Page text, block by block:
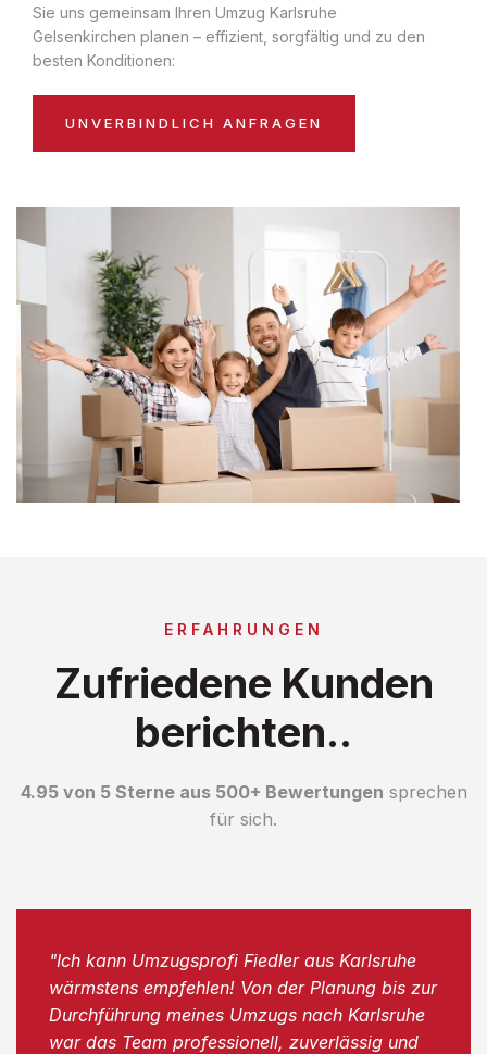
Sie uns gemeinsam Ihren Umzug Karlsruhe
Gelsenkirchen planen – effizient, sorgfältig und zu den
besten Konditionen:
UNVERBINDLICH ANFRAGEN
ERFAHRUNGEN
Zufriedene Kunden
berichten..
4.95 von 5 Sterne aus 500+ Bewertungen sprechen
für sich.
"Ich kann Umzugsprofi Fiedler aus Karlsruhe
wärmstens empfehlen! Von der Planung bis zur
Durchführung meines Umzugs nach Karlsruhe
war das Team professionell, zuverlässig und